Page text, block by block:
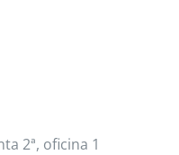
2ª, oficina 1